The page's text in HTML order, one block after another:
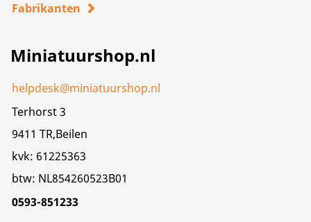
Fabrikanten
Miniatuurshop.nl
helpdesk@miniatuurshop.nl
Terhorst 3
9411 TR,Beilen
kvk: 61225363
btw: NL854260523B01
0593-851233